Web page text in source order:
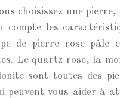
choisissez une
compte les
de pierre rose pâle
Le quartz rose, la
sont toutes des
peuvent vous aider à